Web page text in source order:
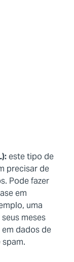
este tipo de
precisar de
Pode fazer
em
uma
meses
dados de